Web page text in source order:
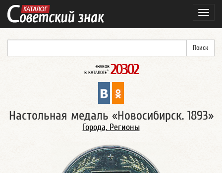
ЗНАКОВ
В КАТАЛОГЕ*: 20302
Настольная медаль «Новосибирск. 1893»
Города, Регионы